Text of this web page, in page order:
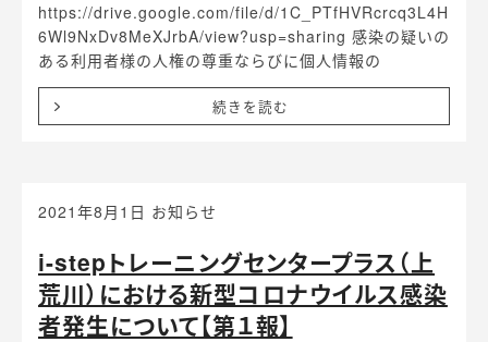
https://drive.google.com/file/d/1C_PTfHVRcrcq3L4H
6Wl9NxDv8MeXJrbA/view?usp=sharing 感染の疑いの
ある利用者様の人権の尊重ならびに個人情報の
続きを読む
2021年8月1日 お知らせ
i-stepトレーニングセンタープラス（上
荒川）における新型コロナウイルス感染
者発生について【第１報】